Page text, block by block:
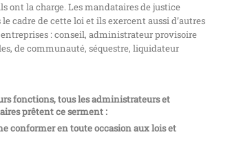
ont la charge. Les mandataires de justice
cadre de cette loi et ils exercent aussi d’autres
: conseil, administrateur provisoire
de communauté, séquestre, liquidateur
fonctions, tous les administrateurs et
prêtent ce serment :
conformer en toute occasion aux lois et